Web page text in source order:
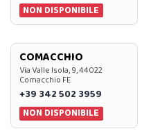
NON DISPONIBILE
COMACCHIO
Via Valle Isola, 9, 44022
Comacchio FE
+39 342 502 3959
NON DISPONIBILE